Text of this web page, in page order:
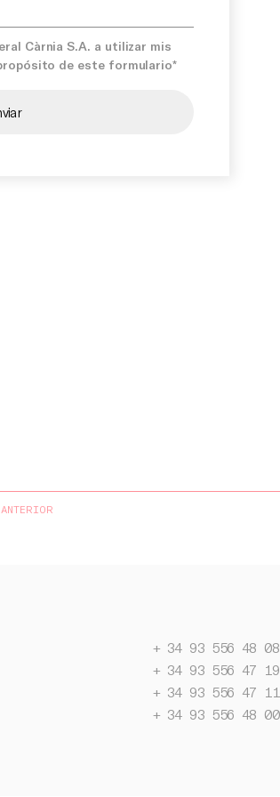
ANTERIOR
+ 34 93 556 48 08
+ 34 93 556 47 19
+ 34 93 556 47 11
+ 34 93 556 48 00
Càrnia S.A. a utilizar mis
de este formulario*